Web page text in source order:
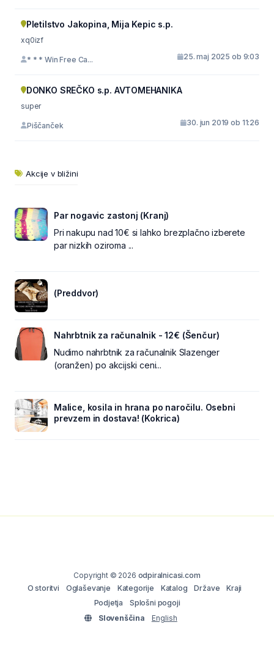
Pletilstvo Jakopina, Mija Kepic s.p.
xq0izf
* * * Win Free Ca... 25. maj 2025 ob 9:03
DONKO SREČKO s.p. AVTOMEHANIKA
super
Piščanček 30. jun 2019 ob 11:26
Akcije v bližini
Par nogavic zastonj (Kranj)
Pri nakupu nad 10€ si lahko brezplačno izberete
par nizkih oziroma ...
(Preddvor)
Nahrbtnik za računalnik - 12€ (Šenčur)
Nudimo nahrbtnik za računalnik Slazenger
(oranžen) po akcijski ceni...
Malice, kosila in hrana po naročilu. Osebni
prevzem in dostava! (Kokrica)
Copyright © 2026 odpiralnicasi.com
O storitvi
Oglaševanje Kategorije Katalog Države
Kraji
Podjetja
Splošni pogoji
Slovenščina
English